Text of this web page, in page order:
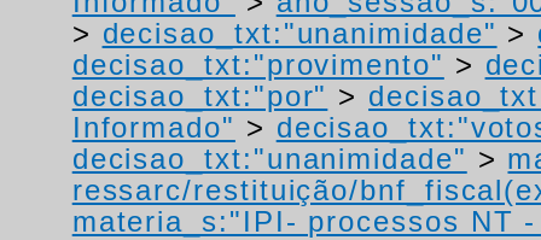
> decisao_txt:"unanimidade" >
decisao_txt:"provimento" >
decisao_txt:"por" >
Informado" >
decisao_txt:"unanimidade" >
ressarc/restituição/
materia_s:"IPI- processos NT